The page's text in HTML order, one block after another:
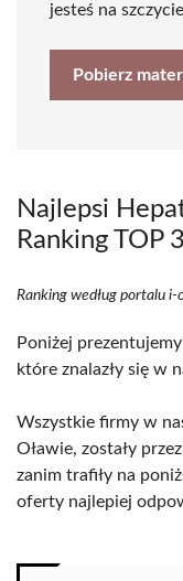
jesteś na
Pobierz
Najlepsi
Ranking TOP
Ranking według portalu i-
Poniżej
które znalazły się w
Wszystkie firmy w
Oławie, zostały
zanim trafiły na
oferty najlepiej